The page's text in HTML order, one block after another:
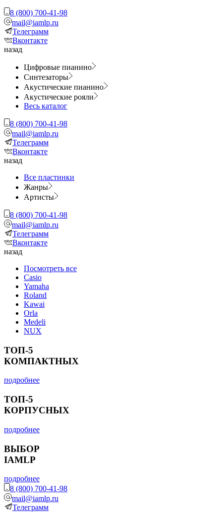
8 (800) 700-41-98
mail@iamlp.ru
Телеграмм
Вконтакте
назад
Цифровые пианино
Синтезаторы
Акустические пианино
Акустические рояли
Весь каталог
8 (800) 700-41-98
mail@iamlp.ru
Телеграмм
Вконтакте
назад
Все пластинки
Жанры
Артисты
8 (800) 700-41-98
mail@iamlp.ru
Телеграмм
Вконтакте
назад
Посмотреть все
Casio
Yamaha
Roland
Kawai
Orla
Medeli
NUX
ТОП-5
КОМПАКТНЫХ
подробнее
ТОП-5
КОРПУСНЫХ
подробнее
ВЫБОР
IAMLP
подробнее
8 (800) 700-41-98
mail@iamlp.ru
Телеграмм